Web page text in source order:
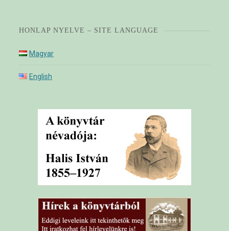
HONLAP NYELVE – SITE LANGUAGE
Magyar
English